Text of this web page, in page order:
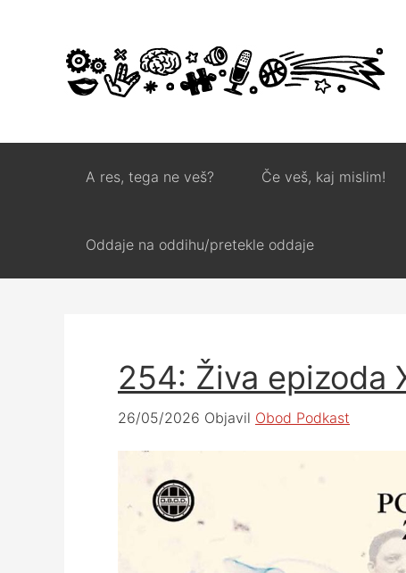
A res, tega ne veš? Če veš, kaj mislim!
Oddaje na oddihu/pretekle oddaje
254: Živa epizoda
26/05/2026 Objavil Obod Podkast